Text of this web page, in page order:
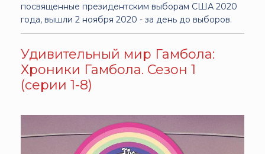
посвященные президентским выборам США 2020
года, вышли 2 ноября 2020 - за день до выборов.
Удивительный мир Гамбола:
Хроники Гамбола. Сезон 1
(серии 1-8)